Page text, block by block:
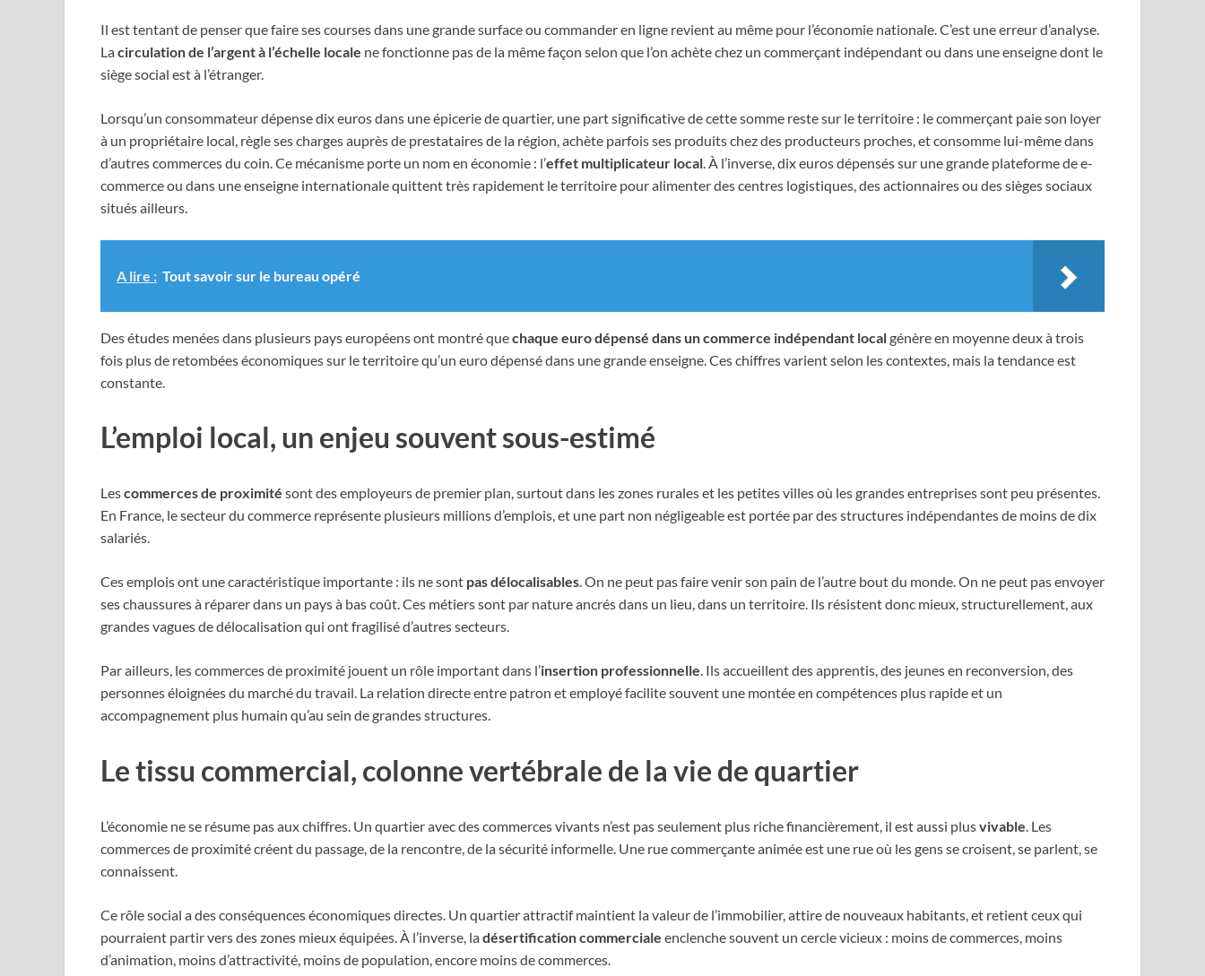
Il est tentant de penser que faire ses courses dans une grande surface ou commander en ligne revient au même pour l’économie nationale. C’est une erreur d’analyse.
Lacirculation de l’argent à l’échelle locale ne fonctionne pas de la même façon selon que l’on achète chez un commerçant indépendant ou dans une enseigne dont le
siège social est à l’étranger.
Lorsqu’un consommateur dépense dix euros dans une épicerie de quartier, une part significative de cette somme reste sur le territoire : le commerçant paie son loyer
à un propriétaire local, règle ses charges auprès de prestataires de la région, achète parfois ses produits chez des producteurs proches, et consomme lui-même dans
d’autres commerces du coin. Ce mécanisme porte un nom en économie : l’effet multiplicateur local . À l’inverse, dix euros dépensés sur une grande plateforme de e-
commerce ou dans une enseigne internationale quittent très rapidement le territoire pour alimenter des centres logistiques, des actionnaires ou des sièges sociaux
situés ailleurs.
A lire : Tout savoir sur le bureau opéré
Des études menées dans plusieurs pays européens ont montré quechaque euro dépensé dans un commerce indépendant localgénère en moyenne deux à trois
fois plus de retombées économiques sur le territoire qu’un euro dépensé dans une grande enseigne. Ces chiffres varient selon les contextes, mais la tendance est
constante.
L’emploi local, un enjeu souvent sous-estimé
Lescommerces de proximité sont des employeurs de premier plan, surtout dans les zones rurales et les petites villes où les grandes entreprises sont peu présentes.
En France, le secteur du commerce représente plusieurs millions d’emplois, et une part non négligeable est portée par des structures indépendantes de moins de dix
salariés.
Ces emplois ont une caractéristique importante : ils ne sont pas délocalisables. On ne peut pas faire venir son pain de l’autre bout du monde. On ne peut pas envoyer
ses chaussures à réparer dans un pays à bas coût. Ces métiers sont par nature ancrés dans un lieu, dans un territoire. Ils résistent donc mieux, structurellement, aux
grandes vagues de délocalisation qui ont fragilisé d’autres secteurs.
Par ailleurs, les commerces de proximité jouent un rôle important dans l’insertion professionnelle. Ils accueillent des apprentis, des jeunes en reconversion, des
personnes éloignées du marché du travail. La relation directe entre patron et employé facilite souvent une montée en compétences plus rapide et un
accompagnement plus humain qu’au sein de grandes structures.
Le tissu commercial, colonne vertébrale de la vie de quartier
L’économie ne se résume pas aux chiffres. Un quartier avec des commerces vivants n’est pas seulement plus riche financièrement, il est aussi plusvivable . Les
commerces de proximité créent du passage, de la rencontre, de la sécurité informelle. Une rue commerçante animée est une rue où les gens se croisent, se parlent, se
connaissent.
Ce rôle social a des conséquences économiques directes. Un quartier attractif maintient la valeur de l’immobilier, attire de nouveaux habitants, et retient ceux qui
pourraient partir vers des zones mieux équipées. À l’inverse, ladésertification commerciale enclenche souvent un cercle vicieux : moins de commerces, moins
d’animation, moins d’attractivité, moins de population, encore moins de commerces.